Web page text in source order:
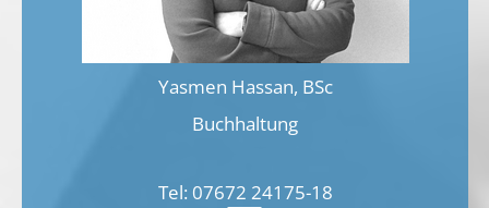
Yasmen Hassan, BSc
Buchhaltung
Tel: 07672 24175-18